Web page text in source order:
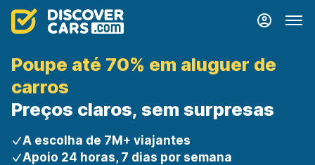
Poupe até 70% em aluguer de
carros
Preços claros, sem surpresas
A escolha de 7M+ viajantes
Apoio 24 horas, 7 dias por semana